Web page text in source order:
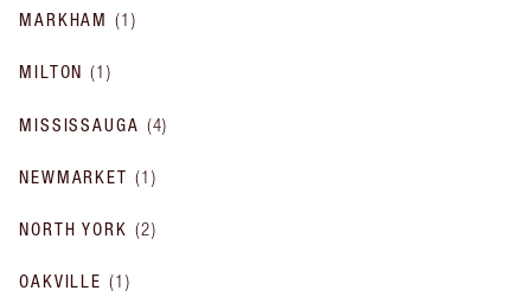
MARKHAM (1 )
MILTON (1)
MISSISSAUGA (4)
NEWMARKET (1 )
NORTH YORK (2)
OAKVILLE (1 )